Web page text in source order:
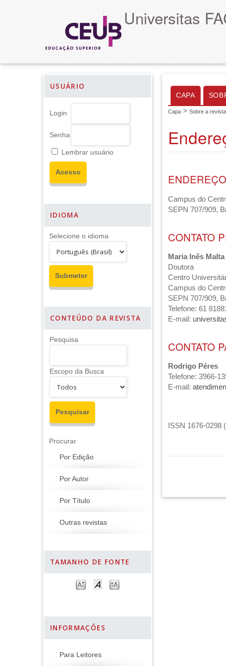
Universitas
USUÁRIO
Login
Senha
Lembrar usuário
IDIOMA
Selecione o idioma
CONTEÚDO DA REVISTA
Pesquisa
Escopo da Busca
Procurar
Por Edição
Por Autor
Por Título
Outras revistas
TAMANHO DE FONTE
INFORMAÇÕES
Para Leitores
CAPA
Capa > Sobre a revista
Campus do
SEPN 707/909,
CONTATO
Maria Inês
Doutora
Centro
Campus do
SEPN 707/909,
Telefone: 61
E-mail:
CONTATO
Rodrigo Péres
Telefone: 3966-
E-mail:
ISSN 1676-